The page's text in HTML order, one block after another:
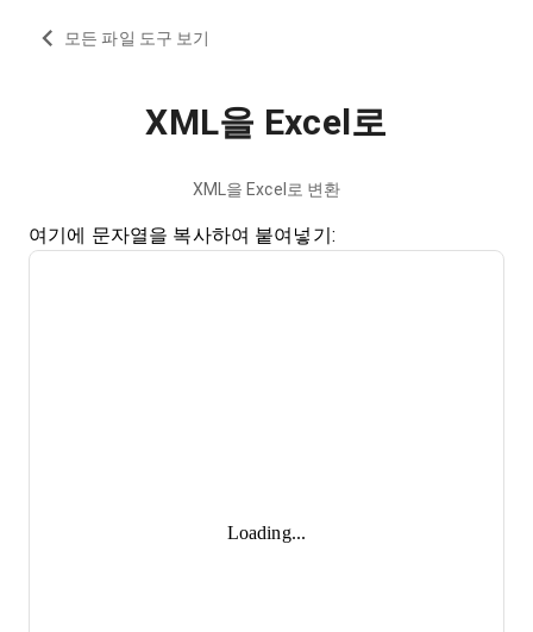
모든 파일 도구 보기
XML을 Excel로
XML을 Excel로 변환
여기에 문자열을 복사하여 붙여넣기:
Loading...